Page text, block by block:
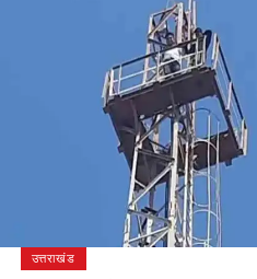
उत्तराखंड